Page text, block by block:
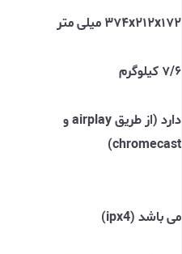
۳۷۴x۲۱۲x۱۷۲ میلی متر
۷/۶ کیلوگرم
دارد (از طریق airplay و
chromecast)
می باشد (ipx4)